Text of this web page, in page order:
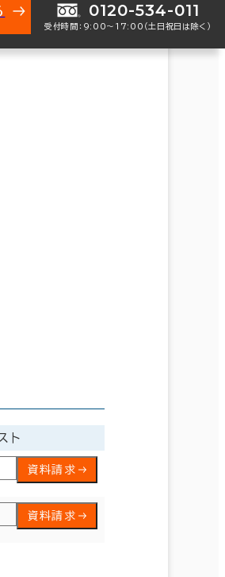
ト
資料請求
資料請求
0120-534-011
受付時間：9:00〜17:00（土日祝日は除く）